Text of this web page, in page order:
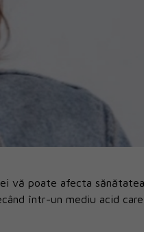
vă poate afecta
într-un mediu acid care